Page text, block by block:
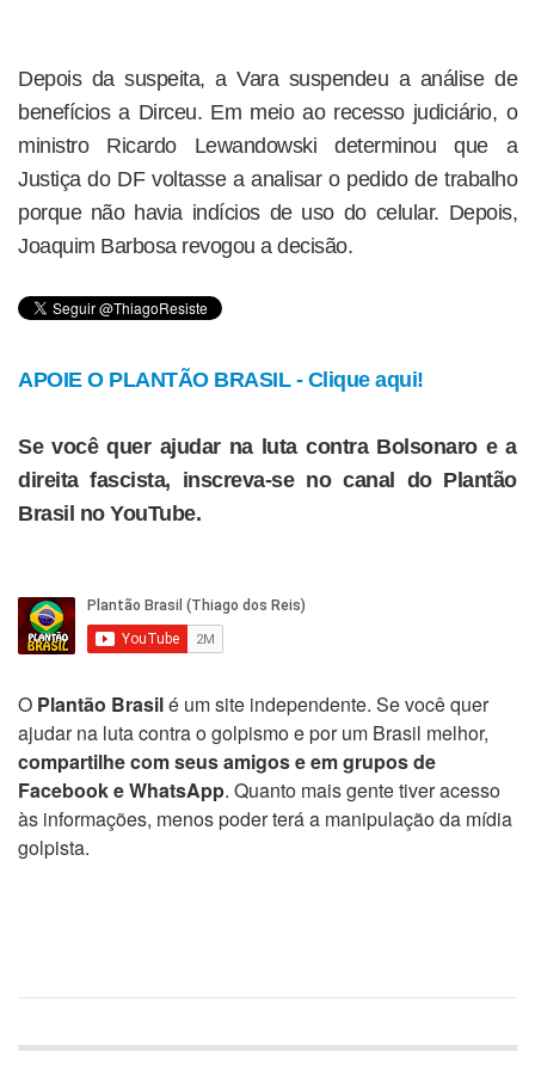
Depois da suspeita, a Vara suspendeu a análise de
benefícios a Dirceu. Em meio ao recesso judiciário, o
ministro Ricardo Lewandowski determinou que a
Justiça do DF voltasse a analisar o pedido de trabalho
porque não havia indícios de uso do celular. Depois,
Joaquim Barbosa revogou a decisão.
APOIE O PLANTÃO BRASIL - Clique aqui!
Se você quer ajudar na luta contra Bolsonaro e a
direita fascista, inscreva-se no canal do Plantão
Brasil no YouTube.
O Plantão Brasilé um site independente. Se você quer
ajudar na luta contra o golpismo e por um Brasil melhor,
compartilhe com seus amigos e em grupos de
Facebook e WhatsApp. Quanto mais gente tiver acesso
às informações, menos poder terá a manipulação da mídia
golpista.